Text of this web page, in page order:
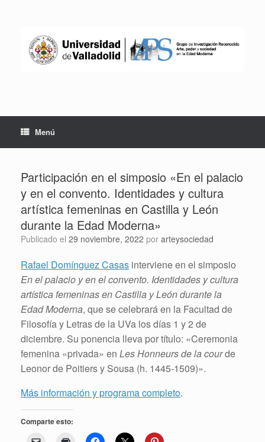
Menú
Participación en el simposio «En el palacio
y en el convento. Identidades y cultura
artística femeninas en Castilla y León
durante la Edad Moderna»
Publicado el 29 noviembre, 2022 por arteysociedad
Rafael Domínguez Casas interviene en el simposio
En el palacio y en el convento. Identidades y cultura
artística femeninas en Castilla y León durante la
Edad Moderna, que se celebrará en la Facultad de
Filosofía y Letras de la UVa los días 1 y 2 de
diciembre. Su ponencia lleva por título: «Ceremonia
femenina «privada» en Les Honneurs de la courde
Leonor de Poitiers y Sousa (h. 1445-1509)».
Más información y programa completo.
Comparte esto: